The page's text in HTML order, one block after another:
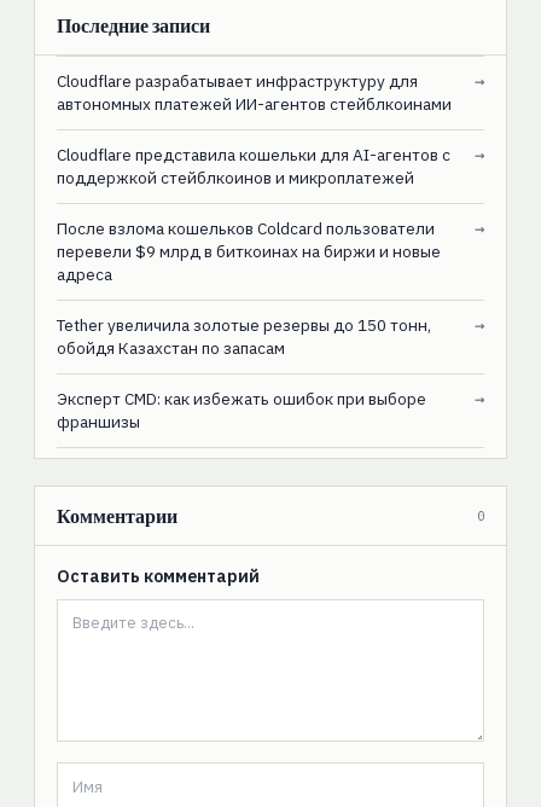
Последние записи
Cloudflare разрабатывает инфраструктуру для
автономных платежей ИИ-агентов стейблкоинами
→
Cloudflare представила кошельки для AI-агентов с
поддержкой стейблкоинов и микроплатежей
→
После взлома кошельков Coldcard пользователи
перевели $9 млрд в биткоинах на биржи и новые
адреса
→
Tether увеличила золотые резервы до 150 тонн,
обойдя Казахстан по запасам
→
Эксперт CMD: как избежать ошибок при выборе
франшизы
→
Комментарии 0
Оставить комментарий